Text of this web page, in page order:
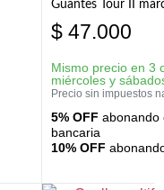
Guantes Tour II
$ 47.000
Mismo precio en 3
miércoles y
Precio sin impuestos
5% OFF abonando
bancaria
10% OFF